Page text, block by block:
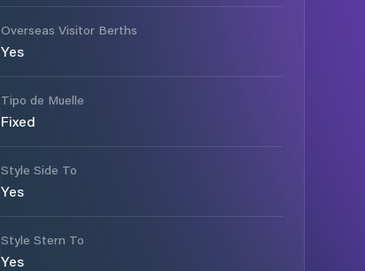
Overseas Visitor Berths
Yes
Tipo de Muelle
Fixed
Style Side To
Yes
Style Stern To
Yes